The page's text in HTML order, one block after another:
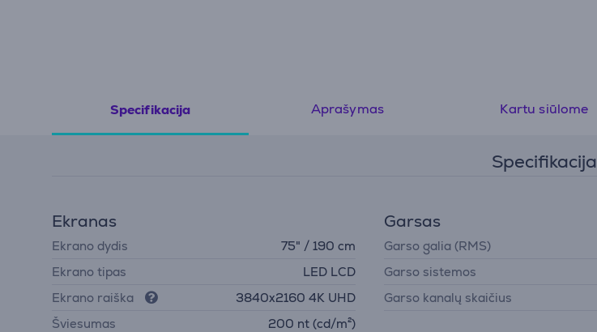
Specifikacija Aprašymas Kartu siūlome
Specifikacija
Ekranas
Ekrano dydis
75" / 190 cm
Ekrano tipas
LED LCD
Ekrano raiška
3840х2160 4K UHD
Šviesumas
200 nt (cd/m²)
Garsas
Garso galia (RMS)
Garso sistemos
Garso kanalų skaičius